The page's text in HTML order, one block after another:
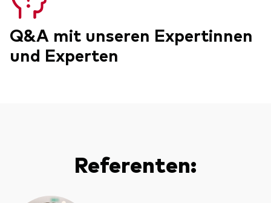
Q&A mit unseren Expertinnen
und Experten
Referenten: